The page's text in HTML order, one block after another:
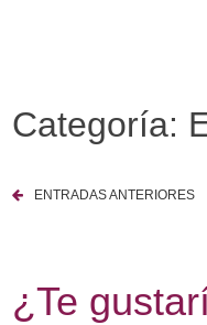
Categoría:
v
ENTRADAS ANTERIORES
¿Te